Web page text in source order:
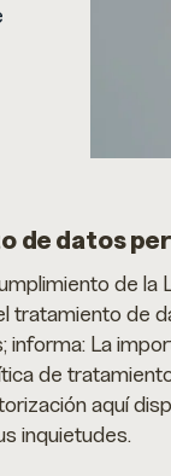
de datos
de la
tratamiento de
informa: La
de
aquí
inquietudes.